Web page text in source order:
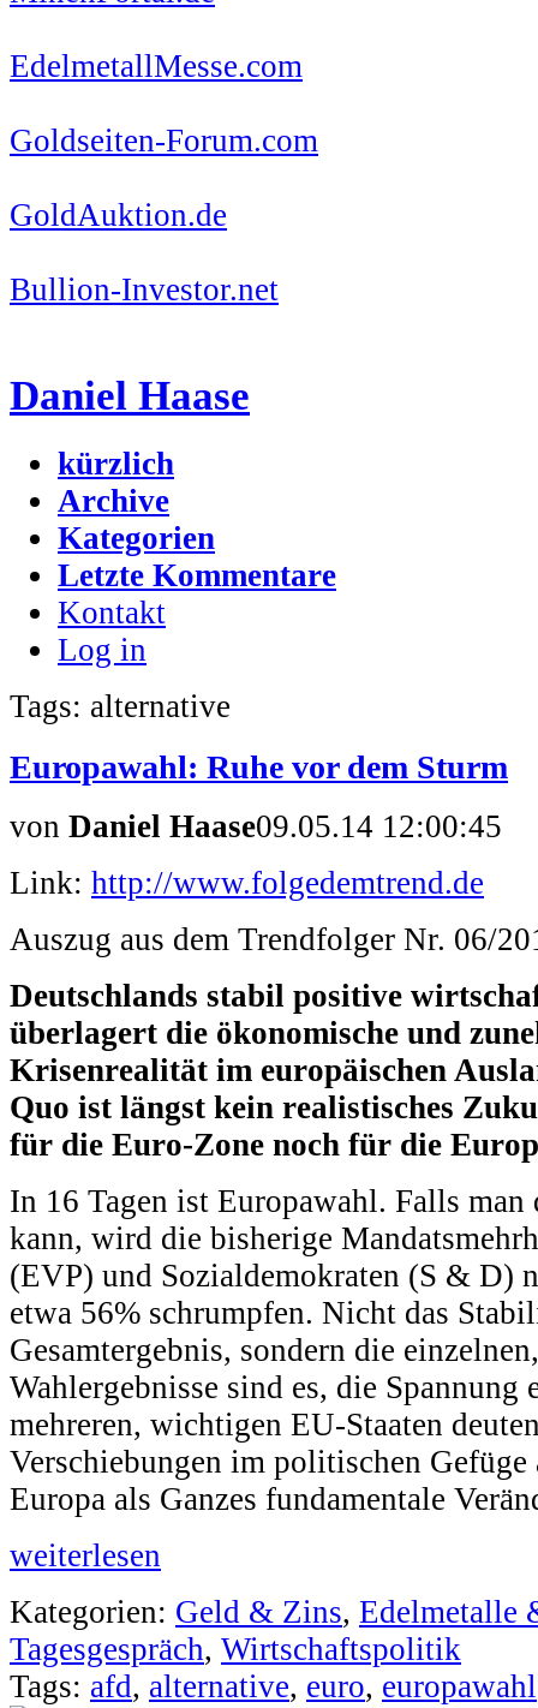
EdelmetallMesse.com
Goldseiten-Forum.com
GoldAuktion.de
Bullion-Investor.net
Daniel Haase
kürzlich
Archive
Kategorien
Letzte Kommentare
Kontakt
Log in
Tags: alternative
Europawahl: Ruhe vor dem Sturm
von Daniel Haase09.05.14 12:00:45
Link: http://www.folgedemtrend.de
Auszug aus dem Trendfolger Nr. 06/
Deutschlands stabil positive
überlagert die ökonomische und
Krisenrealität im europäischen
Quo ist längst kein realistisches
für die Euro-Zone noch für die
In 16 Tagen ist Europawahl. Falls man
kann, wird die bisherige
(EVP) und Sozialdemokraten (S & D)
etwa 56% schrumpfen. Nicht das
Gesamtergebnis, sondern die
Wahlergebnisse sind es, die Spannung
mehreren, wichtigen EU-Staaten
Verschiebungen im politischen
Europa als Ganzes fundamentale
weiterlesen
Kategorien: Geld & Zins, Edelmetalle
Tagesgespräch, Wirtschaftspolitik
Tags: afd, alternative, euro, europawahl